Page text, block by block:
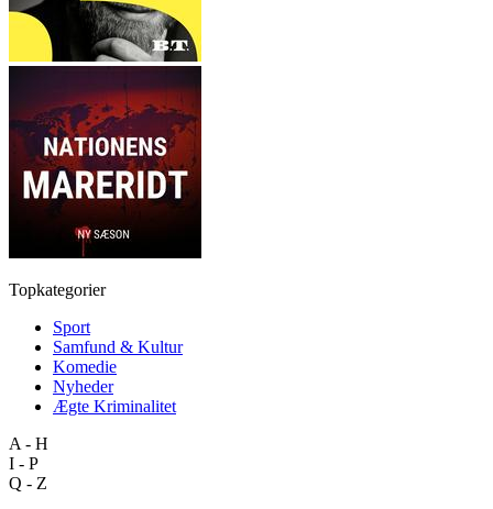
Topkategorier
Sport
Samfund & Kultur
Komedie
Nyheder
Ægte Kriminalitet
A - H
I - P
Q - Z